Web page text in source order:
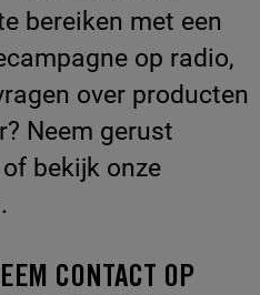
bereiken met een
op radio,
over producten
Neem gerust
bekijk onze
CONTACT OP